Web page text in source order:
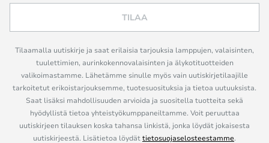
TILAA
Tilaamalla uutiskirje ja saat erilaisia tarjouksia lamppujen, valaisinten,
tuulettimien, aurinkokennovalaisinten ja älykotituotteiden
valikoimastamme. Lähetämme sinulle myös vain uutiskirjetilaajille
tarkoitetut erikoistarjouksemme, tuotesuosituksia ja tietoa uutuuksista.
Saat lisäksi mahdollisuuden arvioida ja suositella tuotteita sekä
hyödyllistä tietoa yhteistyökumppaneiltamme. Voit peruuttaa
uutiskirjeen tilauksen koska tahansa linkistä, jonka löydät jokaisesta
uutiskirjeestä. Lisätietoa löydättietosuojaselosteestamme.